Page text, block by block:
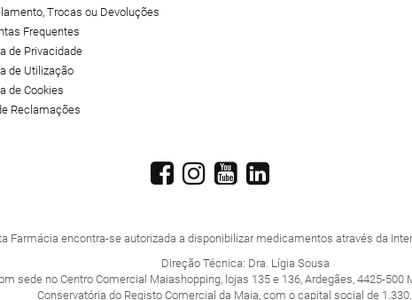
Trocas ou Devoluções
Frequentes
de Privacidade
de Utilização
de Cookies
Reclamações
Farmácia encontra-se autorizada a disponibilizar medicamentos através da
Direção Técnica: Dra. Lígia Sousa
sede no Centro Comercial Maiashopping, lojas 135 e 136, Ardegães, 4425-
Conservatória do Registo Comercial da Maia, com o capital social de